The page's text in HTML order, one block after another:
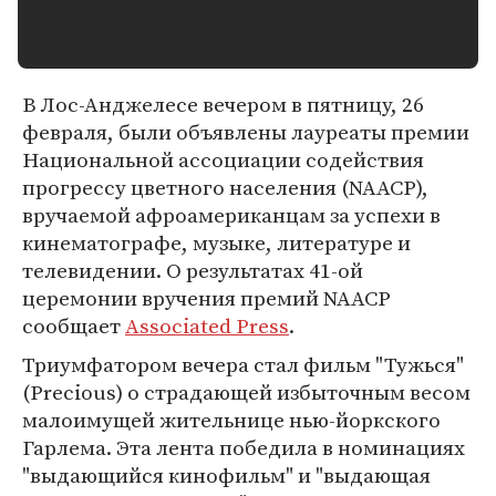
В Лос-Анджелесе вечером в пятницу, 26
февраля, были объявлены лауреаты премии
Национальной ассоциации содействия
прогрессу цветного населения (NAACP),
вручаемой афроамериканцам за успехи в
кинематографе, музыке, литературе и
телевидении. О результатах 41-ой
церемонии вручения премий NAACP
сообщаетAssociated Press.
Триумфатором вечера стал фильм "Тужься"
(Precious) о страдающей избыточным весом
малоимущей жительнице нью-йоркского
Гарлема. Эта лента победила в номинациях
"выдающийся кинофильм" и "выдающая